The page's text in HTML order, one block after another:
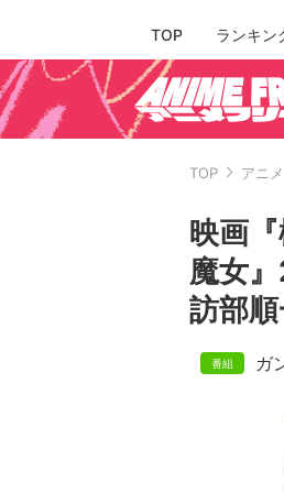
TOP ランキン
TOP アニメ
映画
魔女
訪部
ガ